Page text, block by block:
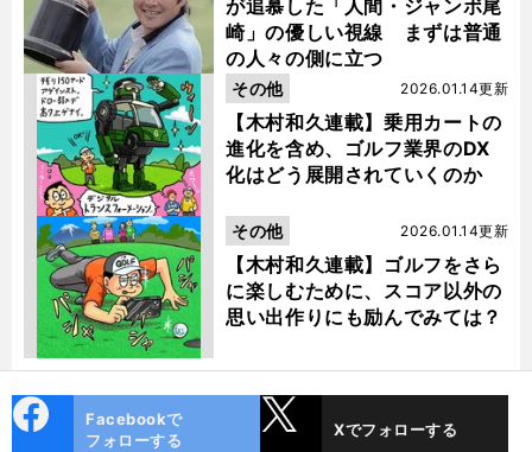
が追慕した「人間・ジャンボ尾
崎」の優しい視線 まずは普通
の人々の側に立つ
【木村和久連載】乗用カートの
進化を含め、ゴルフ業界のDX
化はどう展開されていくのか
2026.01.14更新
その他
【木村和久連載】ゴルフをさら
に楽しむために、スコア以外の
思い出作りにも励んでみては？
2026.01.14更新
その他
ok
Facebookで
フォローする
Xでフォローする